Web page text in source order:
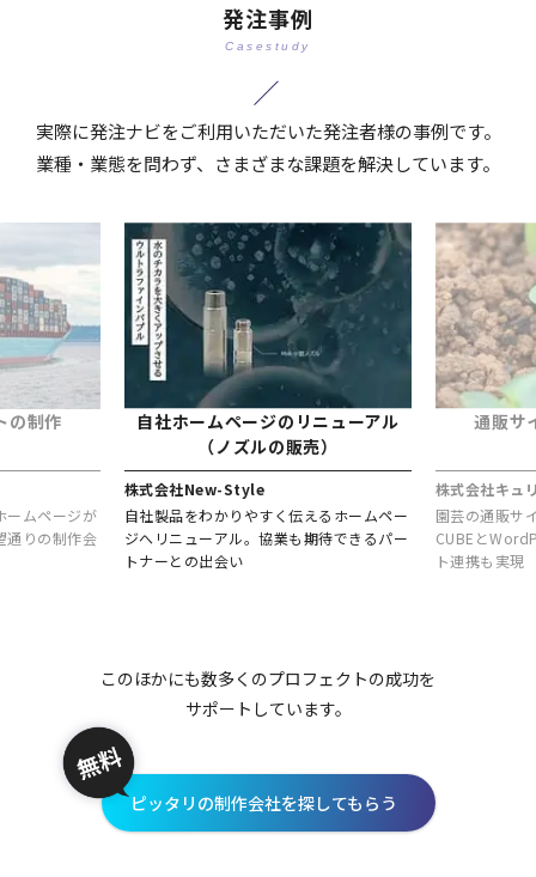
発注事例
Casestudy
実際に発注ナビをご利用いただいた発注者様の事例です。
業種・業態を問わず、さまざまな課題を解決しています。
の制作
ームページが
通りの制作会
自社ホームページのリニューアル
（ノズルの販売）
株式会社New-Style
自社製品をわかりやすく伝えるホームペー
ジへリニューアル。協業も期待できるパー
トナーとの出会い
通販サ
株式会社キュ
園芸の通販サ
CUBEと
ト連携も実現
このほかにも数多くのプロフェクトの成功を
サポートしています。
ピッタリの制作会社を探してもらう